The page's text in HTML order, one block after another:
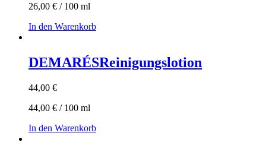
26,00 € / 100 ml
In den Warenkorb
DEMARÉSReinigungslotion
44,00 €
44,00 € / 100 ml
In den Warenkorb